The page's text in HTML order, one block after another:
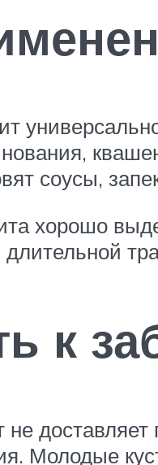
соусы,
хорошо
к
Молодые